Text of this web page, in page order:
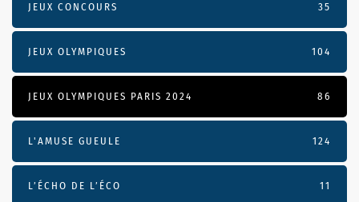
JEUX CONCOURS 35
JEUX OLYMPIQUES 104
JEUX OLYMPIQUES PARIS 2024 86
L'AMUSE GUEULE 124
L’ÉCHO DE L’ÉCO 11